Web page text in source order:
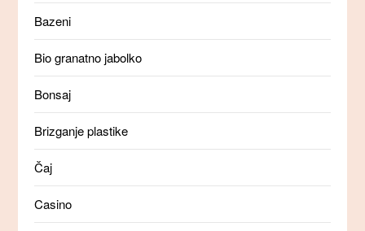
Bazeni
Bio granatno jabolko
Bonsaj
Brizganje plastike
Čaj
Casino